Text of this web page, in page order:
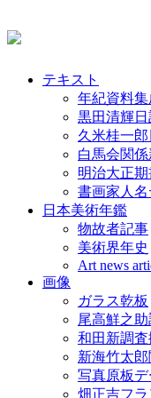
テキスト
年紀資料集
黒田清輝日
久米桂一
白馬会関
明治大正
書画家人
日本美術年鑑
物故者記事
美術界年史
Art news
画像
ガラス乾板
尾高鮮之
和田新調
新海竹太
写真原板デ
畑正吉フ